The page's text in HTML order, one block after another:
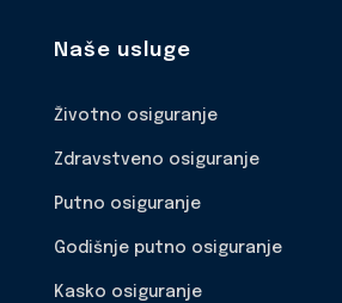
Naše usluge
Životno osiguranje
Zdravstveno osiguranje
Putno osiguranje
Godišnje putno osiguranje
Kasko osiguranje